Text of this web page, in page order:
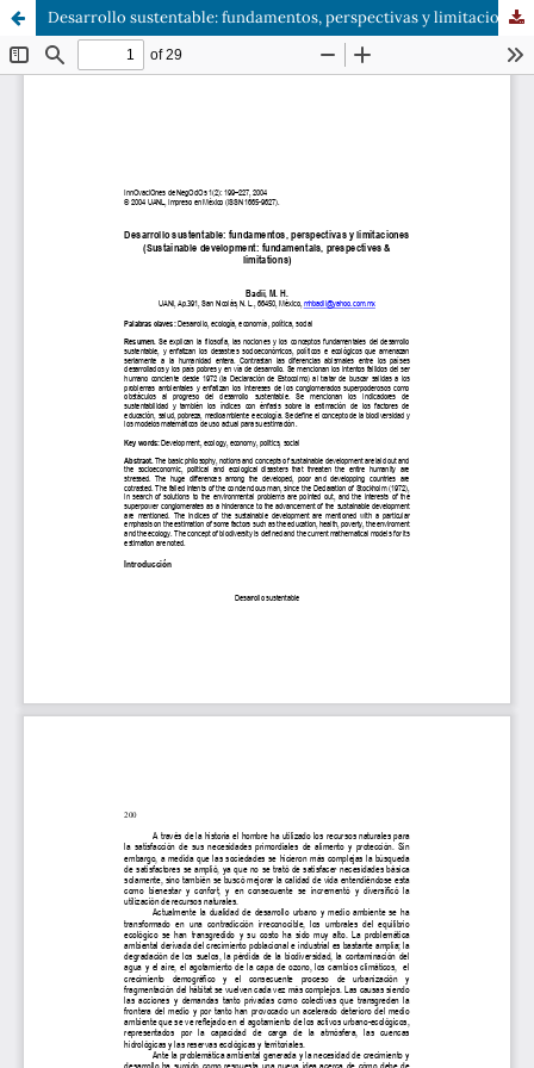
Desarrollo sustentable: fundamentos, perspectivas y limitaciones